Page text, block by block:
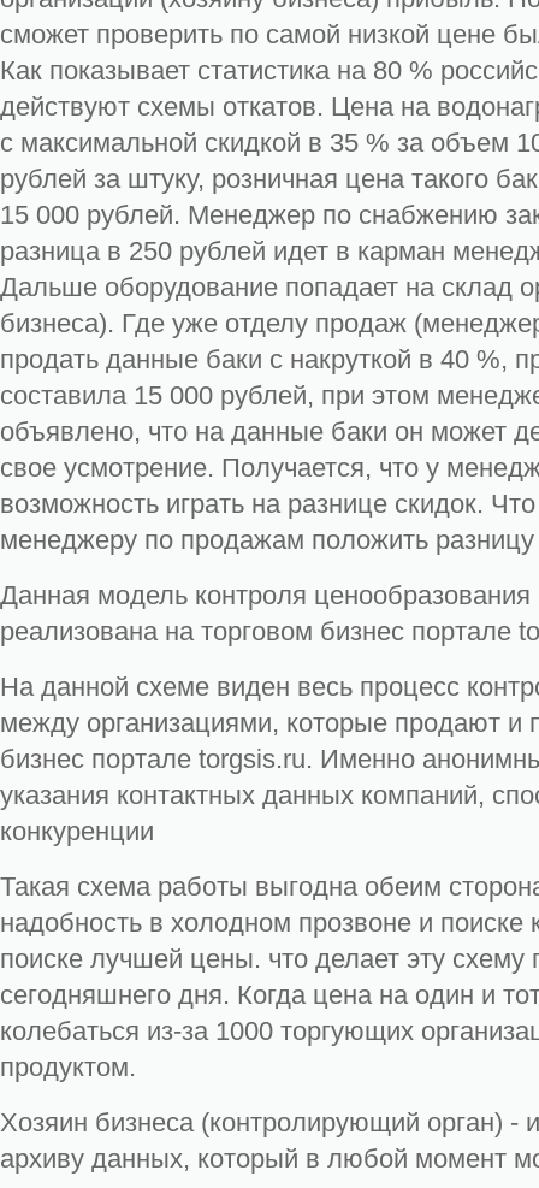
сможет проверить по самой низкой цене
Как показывает статистика на 80 %
действуют схемы откатов. Цена на
с максимальной скидкой в 35 % за объем
рублей за штуку, розничная цена такого
15 000 рублей. Менеджер по снабжению
разница в 250 рублей идет в карман
Дальше оборудование попадает на склад
бизнеса). Где уже отделу продаж
продать данные баки с накруткой в 40 %,
составила 15 000 рублей, при этом
объявлено, что на данные баки он может
свое усмотрение. Получается, что у
возможность играть на разнице скидок.
менеджеру по продажам положить
Данная модель контроля
реализована на торговом бизнес портале
На данной схеме виден весь процесс
между организациями, которые продают и
бизнес портале torgsis.ru. Именно
указания контактных данных компаний,
конкуренции
Такая схема работы выгодна обеим
надобность в холодном прозвоне и поиске
поиске лучшей цены. что делает эту схему
сегодняшнего дня. Когда цена на один и
колебаться из-за 1000 торгующих
продуктом.
Хозяин бизнеса (контролирующий орган) -
архиву данных, который в любой момент